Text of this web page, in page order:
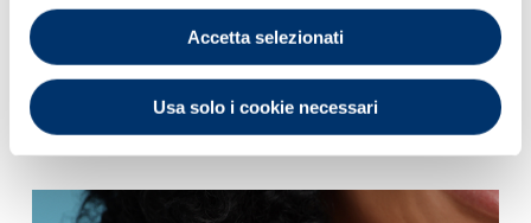
Accetta selezionati
Usa solo i cookie necessari
protettivi.
APPLICAZIONE